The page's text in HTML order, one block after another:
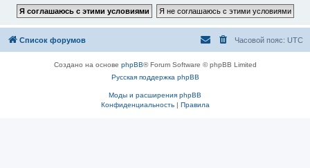
Список форумов Часовой пояс: UTC
Создано на основе phpBB® Forum Software © phpBB Limited
Русская поддержка phpBB
Моды и расширения phpBB
Конфиденциальность| Правила